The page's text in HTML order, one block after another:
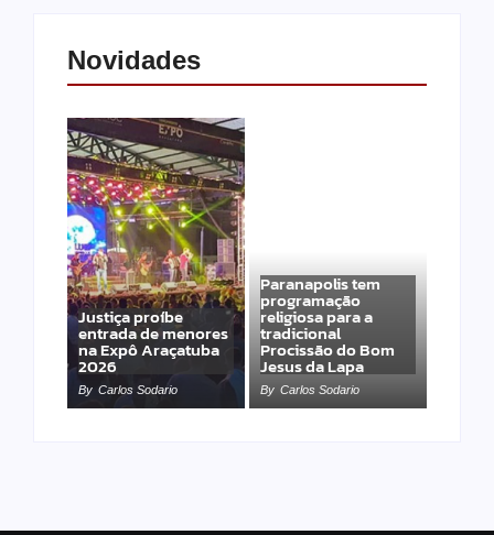
Novidades
Justiça proíbe
entrada de menores
na Expô Araçatuba
2026
By Carlos Sodario
Paranapolis tem
programação
religiosa para a
tradicional
Procissão do Bom
Jesus da Lapa
By Carlos Sodario